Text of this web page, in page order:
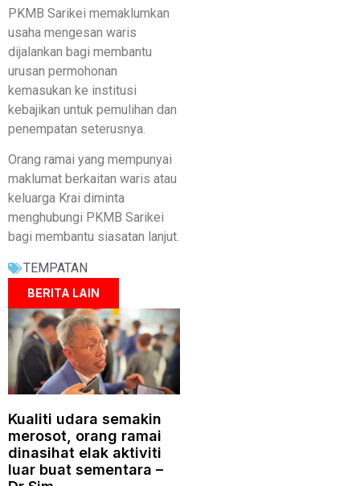
PKMB Sarikei memaklumkan
usaha mengesan waris
dijalankan bagi membantu
urusan permohonan
kemasukan ke institusi
kebajikan untuk pemulihan dan
penempatan seterusnya.
Orang ramai yang mempunyai
maklumat berkaitan waris atau
keluarga Krai diminta
menghubungi PKMB Sarikei
bagi membantu siasatan lanjut.
TEMPATAN
BERITA LAIN
Kualiti udara semakin
merosot, orang ramai
dinasihat elak aktiviti
luar buat sementara –